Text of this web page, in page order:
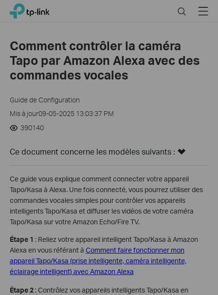
Click
navigation
bar
TP-Link, Reliably Smart SearchMenu
Comment contrôler la caméra
Tapo par Amazon Alexa avec des
commandes vocales
Guide de Configuration
Mis à jour09-05-2025 13:03:37 PM
390140
Ce document concerne les modèles suivants :
Ce guide vous explique comment connecter votre appareil
Tapo/Kasa à Alexa. Une fois connecté, vous pourrez utiliser des
commandes vocales simples pour contrôler vos appareils
intelligents Tapo/Kasa et diffuser les vidéos de votre caméra
Tapo/Kasa sur votre Amazon Echo/Fire TV.
Étape 1 : Reliez votre appareil intelligent Tapo/Kasa à Amazon
Alexa en vous référant à Comment faire fonctionner mon
appareil Tapo/Kasa (prise intelligente, caméra intelligente,
éclairage intelligent) avec Amazon Alexa
Étape 2 : Contrôlez vos appareils intelligents Tapo/Kasa en